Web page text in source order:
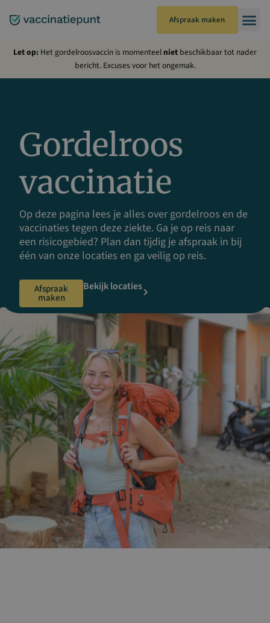
naar
Afspraak maken
Let op: Het gordelroosvaccin is momenteel niet beschikbaar tot nader
bericht. Excuses voor het ongemak.
Gordelroos
vaccinatie
Op deze pagina lees je alles over gordelroos en de
vaccinaties tegen deze ziekte. Ga je op reis naar
een risicogebied? Plan dan tijdig je afspraak in bij
één van onze locaties en ga veilig op reis.
Afspraak
maken
Bekijk locaties